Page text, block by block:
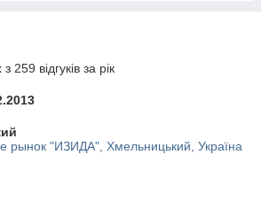
259 відгуків за рік
рынок "ИЗИДА", Хмельницький, Україна